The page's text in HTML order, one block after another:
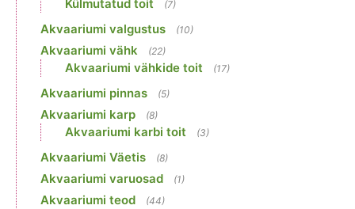
Külmutatud toit (7)
Akvaariumi valgustus (10)
Akvaariumi vähk (22)
Akvaariumi vähkide toit (17)
Akvaariumi pinnas (5)
Akvaariumi karp (8)
Akvaariumi karbi toit (3)
Akvaariumi Väetis (8)
Akvaariumi varuosad (1)
Akvaariumi teod (44)